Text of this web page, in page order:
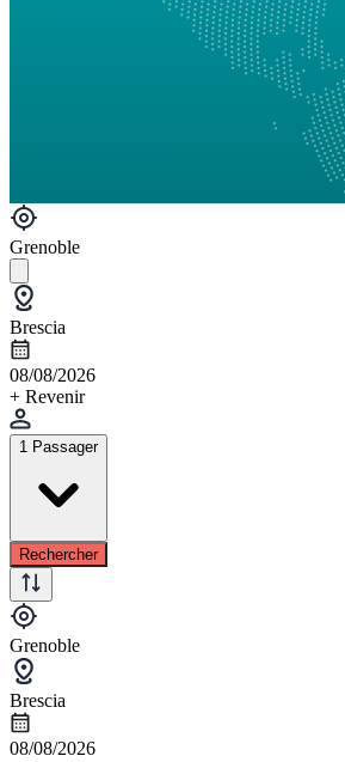
Grenoble
Brescia
08/08/2026
+ Revenir
1 Passager
Rechercher
Grenoble
Brescia
08/08/2026